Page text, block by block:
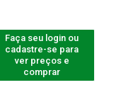
Faça seu login ou
cadastre-se para
ver preços e
comprar